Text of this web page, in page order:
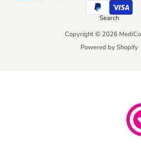
Search
Copyright © 2026
Powered by Shopify